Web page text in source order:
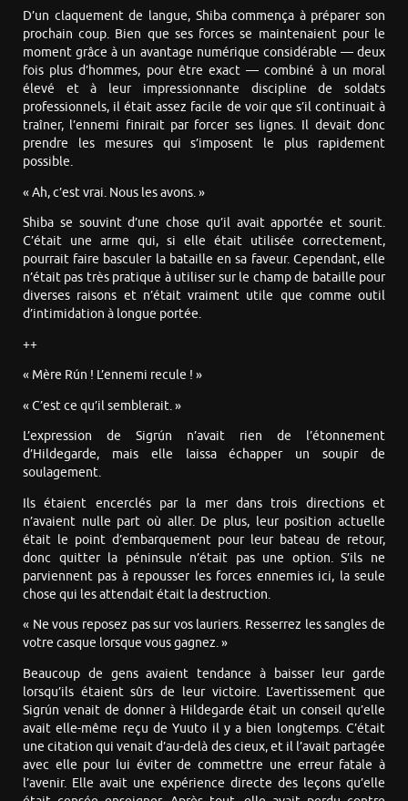
D’un claquement de langue, Shiba commença à préparer son
prochain coup. Bien que ses forces se maintenaient pour le
moment grâce à un avantage numérique considérable — deux
fois plus d’hommes, pour être exact — combiné à un moral
élevé et à leur impressionnante discipline de soldats
professionnels, il était assez facile de voir que s’il continuait à
traîner, l’ennemi finirait par forcer ses lignes. Il devait donc
prendre les mesures qui s’imposent le plus rapidement
possible.
« Ah, c’est vrai. Nous les avons. »
Shiba se souvint d’une chose qu’il avait apportée et sourit.
C’était une arme qui, si elle était utilisée correctement,
pourrait faire basculer la bataille en sa faveur. Cependant, elle
n’était pas très pratique à utiliser sur le champ de bataille pour
diverses raisons et n’était vraiment utile que comme outil
d’intimidation à longue portée.
++
« Mère Rún ! L’ennemi recule ! »
« C’est ce qu’il semblerait. »
L’expression de Sigrún n’avait rien de l’étonnement
d’Hildegarde, mais elle laissa échapper un soupir de
soulagement.
Ils étaient encerclés par la mer dans trois directions et
n’avaient nulle part où aller. De plus, leur position actuelle
était le point d’embarquement pour leur bateau de retour,
donc quitter la péninsule n’était pas une option. S’ils ne
parviennent pas à repousser les forces ennemies ici, la seule
chose qui les attendait était la destruction.
« Ne vous reposez pas sur vos lauriers. Resserrez les sangles de
votre casque lorsque vous gagnez. »
Beaucoup de gens avaient tendance à baisser leur garde
lorsqu’ils étaient sûrs de leur victoire. L’avertissement que
Sigrún venait de donner à Hildegarde était un conseil qu’elle
avait elle-même reçu de Yuuto il y a bien longtemps. C’était
une citation qui venait d’au-delà des cieux, et il l’avait partagée
avec elle pour lui éviter de commettre une erreur fatale à
l’avenir. Elle avait une expérience directe des leçons qu’elle